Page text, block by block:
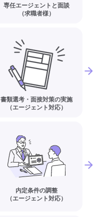
専任エージェントと面談
（求職者様）
書類選考・面接対策の実施
（エージェント対応）
内定条件の調整
（エージェント対応）